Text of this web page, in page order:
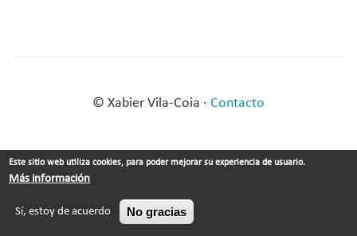
© Xabier Vila-Coia · Contacto
Este sitio web utiliza cookies, para poder mejorar su experiencia de usuario.
Más información
Sí, estoy de acuerdo No gracias